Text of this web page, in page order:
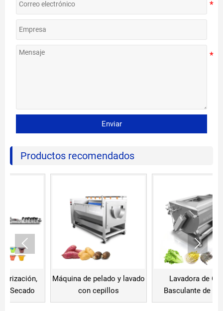
Enviar
Productos recomendados
Máquina de pelado y lavado
con cepillos
Lavadora de Cesta
Basculante de Vórtice
 